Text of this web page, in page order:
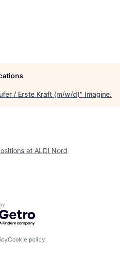
/ Erste Kraft (m/w/d)" Imagine.
at ALDI Nord
by Getro.com
Cookie policy